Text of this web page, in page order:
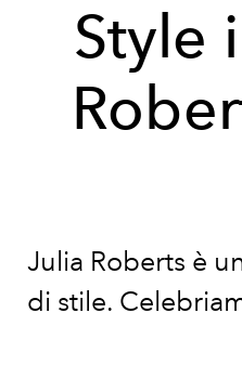
Style
Julia Roberts è
di stile.